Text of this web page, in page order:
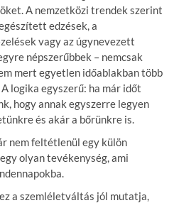
A nemzetközi trendek szerint
edzések, a
vagy az úgynevezett
népszerűbbek – nemcsak
mert egyetlen időablakban több
logika egyszerű: ha már időt
hogy annak egyszerre legyen
és akár a bőrünkre is.
nem feltétlenül egy külön
olyan tevékenység, ami
a szemléletváltás jól mutatja,